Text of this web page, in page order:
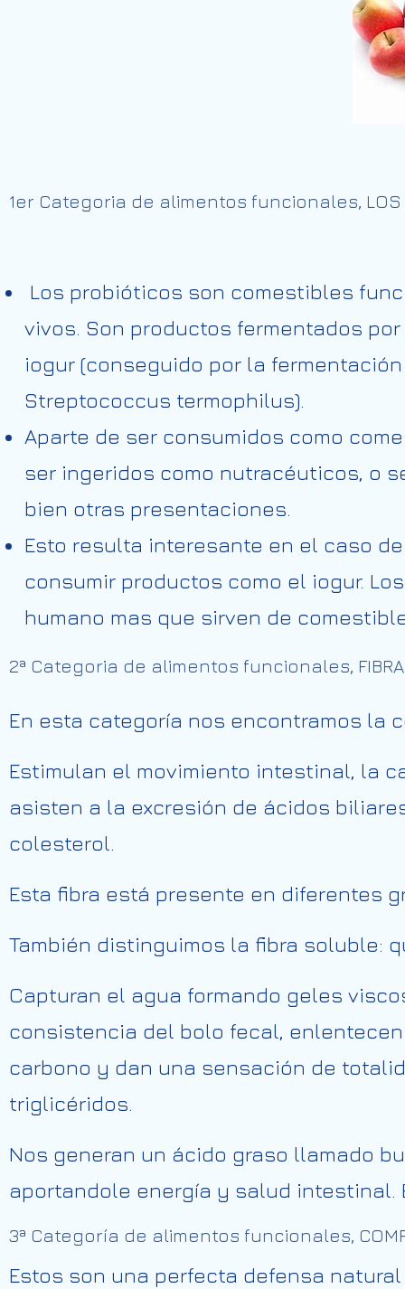
1er Categoria de alimentos funcionales, LOS
Los probióticos son comestibles
vivos. Son productos fermentados
iogur (conseguido por la
Streptococcus termophilus).
Aparte de ser consumidos como
ser ingeridos como nutracéuticos, o
bien otras presentaciones.
Esto resulta interesante en el caso
consumir productos como el iogur.
humano mas que sirven de
2ª Categoria de alimentos funcionales,
En esta categoría nos encontramos la
Estimulan el movimiento intestinal, la
asisten a la excresión de ácidos
colesterol.
Esta fibra está presente en diferentes
También distinguimos la fibra soluble:
Capturan el agua formando geles
consistencia del bolo fecal,
carbono y dan una sensación de
triglicéridos.
Nos generan un ácido graso llamado
aportandole energía y salud
3ª Categoría de alimentos funcionales,
Estos son una perfecta defensa